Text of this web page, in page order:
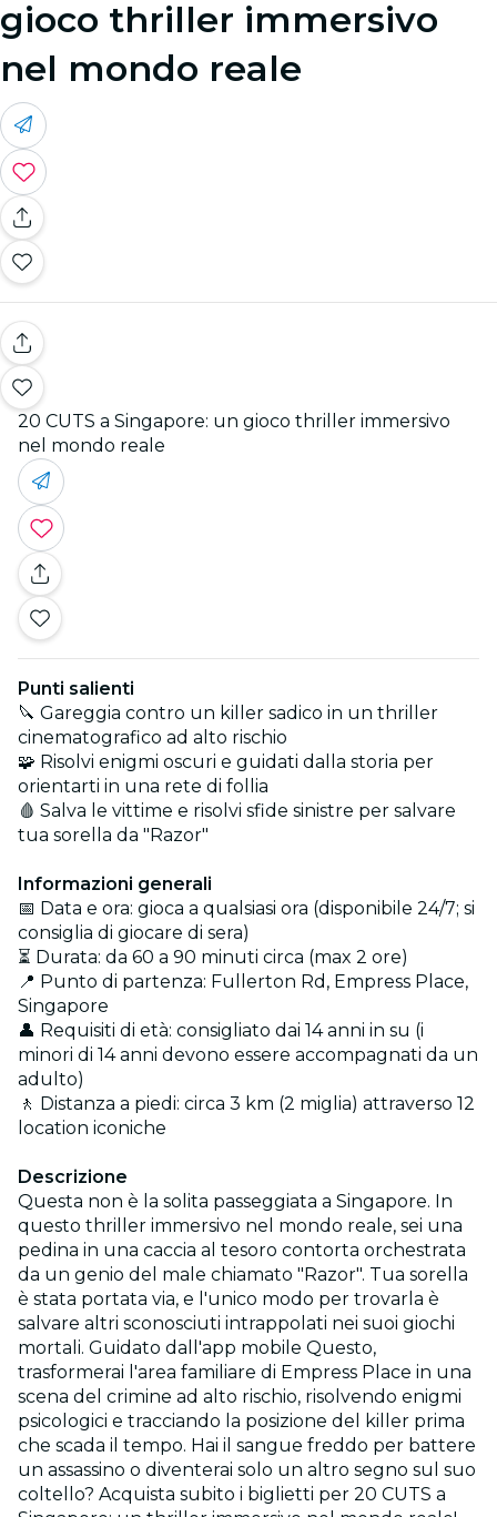
gioco thriller immersivo
nel mondo reale
20 CUTS a Singapore: un gioco thriller immersivo
nel mondo reale
Punti salienti
🔪 Gareggia contro un killer sadico in un thriller
cinematografico ad alto rischio
🧩 Risolvi enigmi oscuri e guidati dalla storia per
orientarti in una rete di follia
🩸 Salva le vittime e risolvi sfide sinistre per salvare
tua sorella da "Razor"
Informazioni generali
📅 Data e ora: gioca a qualsiasi ora (disponibile 24/7; si
consiglia di giocare di sera)
⏳ Durata: da 60 a 90 minuti circa (max 2 ore)
📍 Punto di partenza: Fullerton Rd, Empress Place,
Singapore
👤 Requisiti di età: consigliato dai 14 anni in su (i
minori di 14 anni devono essere accompagnati da un
adulto)
🚶 Distanza a piedi: circa 3 km (2 miglia) attraverso 12
location iconiche
Descrizione
Questa non è la solita passeggiata a Singapore. In
questo thriller immersivo nel mondo reale, sei una
pedina in una caccia al tesoro contorta orchestrata
da un genio del male chiamato "Razor". Tua sorella
è stata portata via, e l'unico modo per trovarla è
salvare altri sconosciuti intrappolati nei suoi giochi
mortali. Guidato dall'app mobile Questo,
trasformerai l'area familiare di Empress Place in una
scena del crimine ad alto rischio, risolvendo enigmi
psicologici e tracciando la posizione del killer prima
che scada il tempo. Hai il sangue freddo per battere
un assassino o diventerai solo un altro segno sul suo
coltello? Acquista subito i biglietti per 20 CUTS a